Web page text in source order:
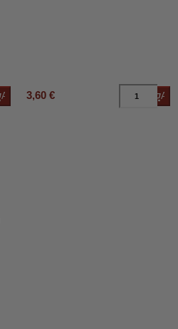
Añadir al carrito
3,60 €